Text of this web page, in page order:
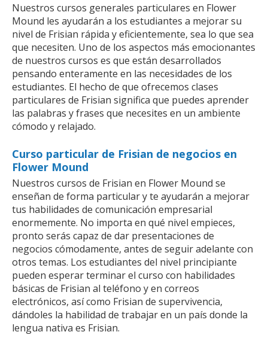
Nuestros cursos generales particulares en Flower
Mound les ayudarán a los estudiantes a mejorar su
nivel de Frisian rápida y eficientemente, sea lo que sea
que necesiten. Uno de los aspectos más emocionantes
de nuestros cursos es que están desarrollados
pensando enteramente en las necesidades de los
estudiantes. El hecho de que ofrecemos clases
particulares de Frisian significa que puedes aprender
las palabras y frases que necesites en un ambiente
cómodo y relajado.
Curso particular de Frisian de negocios en
Flower Mound
Nuestros cursos de Frisian en Flower Mound se
enseñan de forma particular y te ayudarán a mejorar
tus habilidades de comunicación empresarial
enormemente. No importa en qué nivel empieces,
pronto serás capaz de dar presentaciones de
negocios cómodamente, antes de seguir adelante con
otros temas. Los estudiantes del nivel principiante
pueden esperar terminar el curso con habilidades
básicas de Frisian al teléfono y en correos
electrónicos, así como Frisian de supervivencia,
dándoles la habilidad de trabajar en un país donde la
lengua nativa es Frisian.